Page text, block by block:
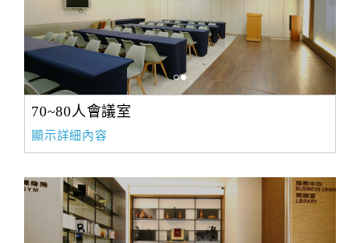
70~80人會議室
顯示詳細內容